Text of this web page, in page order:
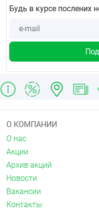
Будь в курсе послених
О КОМПАНИИ
О нас
Акции
Архив акций
Новости
Вакансии
Контакты